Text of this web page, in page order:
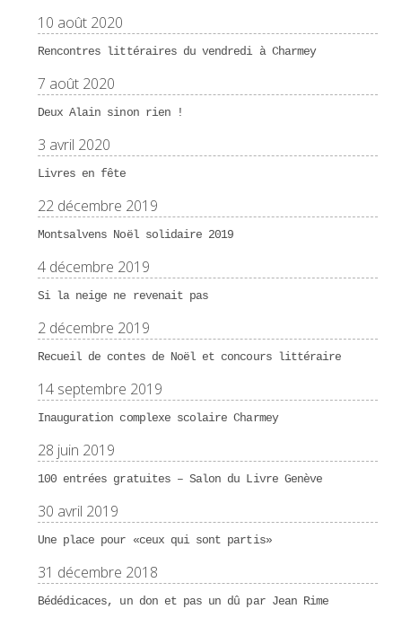
10 août 2020
Rencontres littéraires du vendredi à Charmey
7 août 2020
Deux Alain sinon rien !
3 avril 2020
Livres en fête
22 décembre 2019
Montsalvens Noël solidaire 2019
4 décembre 2019
Si la neige ne revenait pas
2 décembre 2019
Recueil de contes de Noël et concours littéraire
14 septembre 2019
Inauguration complexe scolaire Charmey
28 juin 2019
100 entrées gratuites – Salon du Livre Genève
30 avril 2019
Une place pour «ceux qui sont partis»
31 décembre 2018
Bédédicaces, un don et pas un dû par Jean Rime